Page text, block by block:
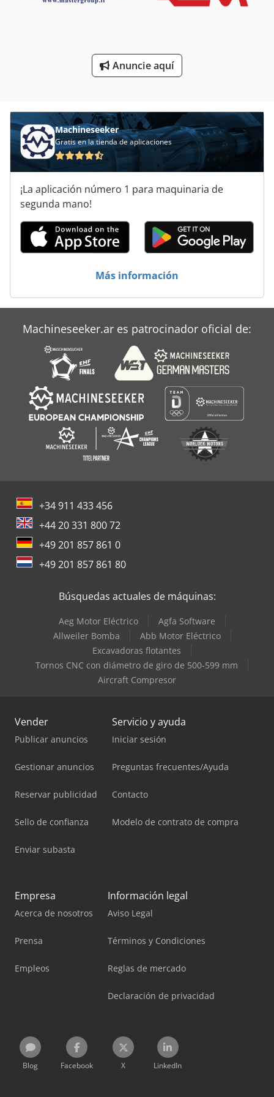
Máquinas De Cepillado
Máquinas De Impresión
Neumaticos Y Ruedas
Anuncie aquí
Machineseeker
Gratis en la tienda de aplicaciones
¡La aplicación número 1 para maquinaria de
segunda mano!
Más información
Machineseeker.ar es patrocinador oficial de:
+34 911 433 456
+44 20 331 800 72
+49 201 857 861 0
+49 201 857 861 80
Búsquedas actuales de máquinas:
Aeg Motor Eléctrico
Agfa Software
Allweiler Bomba
Abb Motor Eléctrico
Excavadoras flotantes
Tornos CNC con diámetro de giro de 500-599 mm
Aircraft Compresor
Vender
Publicar anuncios
Gestionar anuncios
Reservar publicidad
Sello de confianza
Enviar subasta
Servicio y ayuda
Iniciar sesión
Preguntas frecuentes/Ayuda
Contacto
Modelo de contrato de compra
Empresa
Acerca de nosotros
Prensa
Empleos
Información legal
Aviso Legal
Términos y Condiciones
Reglas de mercado
Declaración de privacidad
Blog Facebook X LinkedIn